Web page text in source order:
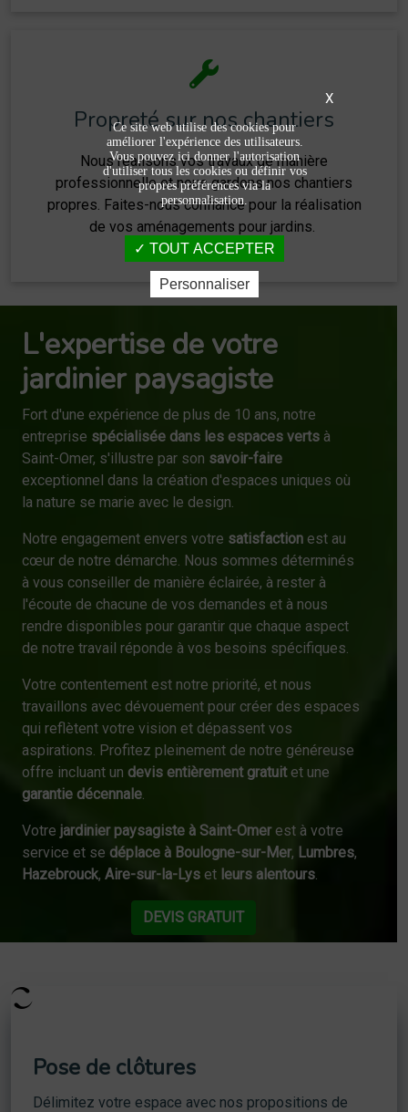
Propreté sur nos chantiers
Nous réalisons vos travaux de manière
professionnelle et nous gardons nos chantiers
propres. Faites-nous confiance pour la réalisation
de vos aménagements pour jardins.
L'expertise de votre
jardinier paysagiste
Fort d'une expérience de plus de 10 ans, notre
entreprise spécialisée dans les espaces verts à
Saint-Omer, s'illustre par son savoir-faire
exceptionnel dans la création d'espaces uniques où
la nature se marie avec le design.
Notre engagement envers votre satisfaction est au
cœur de notre démarche. Nous sommes déterminés
à vous conseiller de manière éclairée, à rester à
l'écoute de chacune de vos demandes et à nous
rendre disponibles pour garantir que chaque aspect
de notre travail réponde à vos besoins spécifiques.
Votre contentement est notre priorité, et nous
travaillons avec dévouement pour créer des espaces
qui reflètent votre vision et dépassent vos
aspirations. Profitez pleinement de notre généreuse
offre incluant un devis entièrement gratuitet une
garantie décennale.
Votre jardinier paysagiste à Saint-Omerest à votre
service et se déplace à Boulogne-sur-Mer, Lumbres,
Hazebrouck, Aire-sur-la-Lys et leurs alentours.
DEVIS GRATUIT
Pose de clôtures
Délimitez votre espace avec nos propositions de
X
Ce site web utilise des cookies pour
améliorer l'expérience des utilisateurs.
Vous pouvez ici donner l'autorisation
d'utiliser tous les cookies ou définir vos
propres préférences via la
personnalisation.
TOUT ACCEPTER
Personnaliser